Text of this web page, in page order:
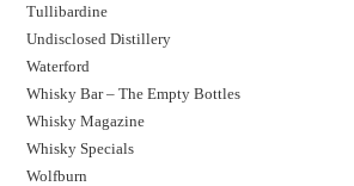
Tullibardine
Undisclosed Distillery
Waterford
Whisky Bar – The Empty Bottles
Whisky Magazine
Whisky Specials
Wolfburn